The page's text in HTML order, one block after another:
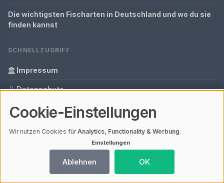
Die wichtigsten Fischarten in Deutschland und wo du sie
finden kannst
SCHNELLZUGRIFF
Impressum
Datenschutz
Informationen zur Inhalt
Ihre Datenschutzeinstellungen
Cookie-Einstellungen
Wir nutzen Cookies fürAnalytics, Functionality & Werbung.
Einstellungen
Ablehnen OK